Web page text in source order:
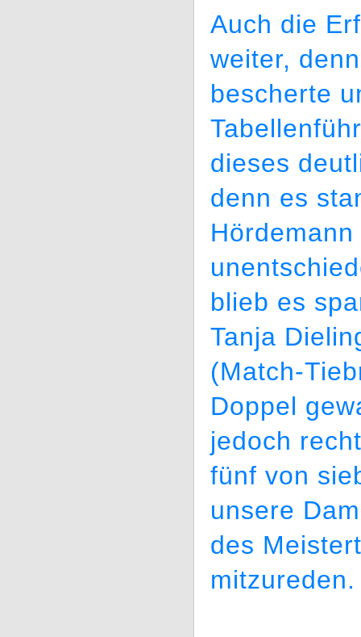
Auch die
weiter,
bescherte
dieses
denn es
blieb es
Tanja
(Match-
Doppel
jedoch
fünf von
unsere
des
mitzureden.